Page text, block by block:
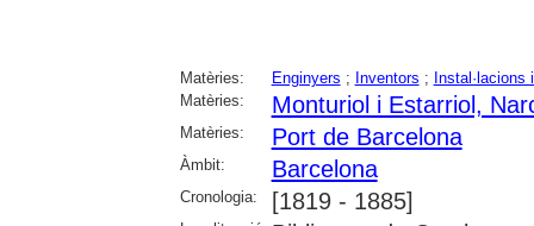
Matèries: Enginyers ; Inventors ; Instal·lacions
Matèries:
Monturiol i Estarriol,
Matèries: Port de Barcelona
Àmbit: Barcelona
Cronologia: [1819 - 1885]